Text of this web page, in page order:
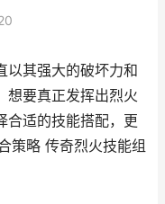
以其强大的破坏力和
想要真正发挥出烈火
合适的技能搭配，更
策略 传奇烈火技能组